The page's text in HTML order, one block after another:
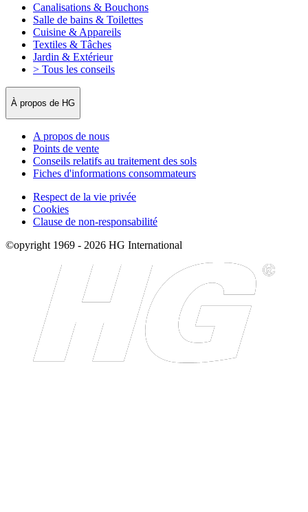
Canalisations & Bouchons
Salle de bains & Toilettes
Cuisine & Appareils
Textiles & Tâches
Jardin & Extérieur
> Tous les conseils
À propos de HG
A propos de nous
Points de vente
Conseils relatifs au traitement des sols
Fiches d'informations consommateurs
Respect de la vie privée
Cookies
Clause de non-responsabilité
©opyright 1969 - 2026 HG International